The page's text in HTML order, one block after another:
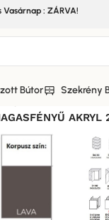
Vasárnap : ZÁRVA!
Bútor Szekrény